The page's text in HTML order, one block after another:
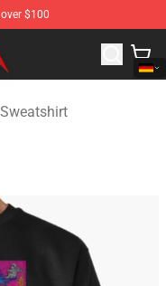
$100
Merchandise Shop